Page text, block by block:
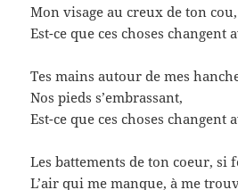
Mon visage au creux de ton cou,
Est-ce que ces choses changent
Tes mains autour de mes
Nos pieds s’embrassant,
Est-ce que ces choses changent
Les battements de ton coeur, si
L’air qui me manque, à me